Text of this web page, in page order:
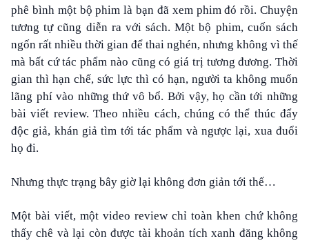
phê bình một bộ phim là bạn đã xem phim đó rồi. Chuyện
tương tự cũng diễn ra với sách. Một bộ phim, cuốn sách
ngốn rất nhiều thời gian để thai nghén, nhưng không vì thế
mà bất cứ tác phẩm nào cũng có giá trị tương đương. Thời
gian thì hạn chế, sức lực thì có hạn, người ta không muốn
lãng phí vào những thứ vô bổ. Bởi vậy, họ cần tới những
bài viết review. Theo nhiều cách, chúng có thể thúc đẩy
độc giả, khán giả tìm tới tác phẩm và ngược lại, xua đuổi
họ đi.
Nhưng thực trạng bây giờ lại không đơn giản tới thế…
Một bài viết, một video review chỉ toàn khen chứ không
thấy chê và lại còn được tài khoản tích xanh đăng không